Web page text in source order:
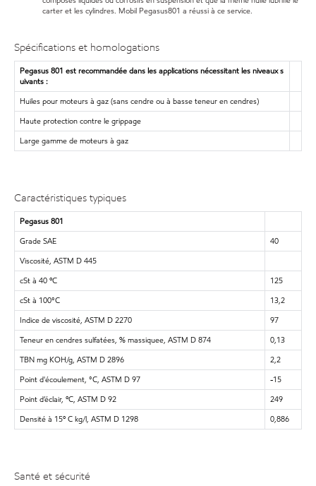
carter et les cylindres. Mobil Pegasus801 a réussi à ce service.
Spécifications et homologations
Pegasus 801 est recommandée dans les applications nécessitant les niveaux s
uivants :
Huiles pour moteurs à gaz (sans cendre ou à basse teneur en cendres)
Haute protection contre le grippage
Large gamme de moteurs à gaz
Caractéristiques typiques
Pegasus 801
Grade SAE
40
Viscosité, ASTM D 445
cSt à 40 ºC
125
cSt à 100°C
13,2
Indice de viscosité, ASTM D 2270
97
Teneur en cendres sulfatées, % massiquee, ASTM D 874
0,13
TBN mg KOH/g, ASTM D 2896
2,2
Point d'écoulement, °C, ASTM D 97
-15
Point d’éclair, ºC, ASTM D 92
249
Densité à 15º C kg/l, ASTM D 1298
0,886
Santé et sécurité